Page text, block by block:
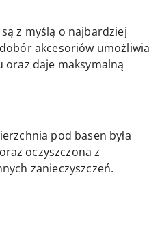
z myślą o najbardziej
akcesoriów umożliwia
oraz daje maksymalną
pod basen była
oczyszczona z
zanieczyszczeń.